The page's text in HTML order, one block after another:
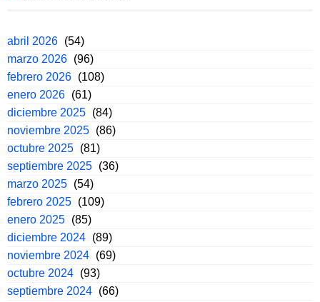
abril 2026 (54)
marzo 2026 (96)
febrero 2026 (108)
enero 2026 (61)
diciembre 2025 (84)
noviembre 2025 (86)
octubre 2025 (81)
septiembre 2025 (36)
marzo 2025 (54)
febrero 2025 (109)
enero 2025 (85)
diciembre 2024 (89)
noviembre 2024 (69)
octubre 2024 (93)
septiembre 2024 (66)